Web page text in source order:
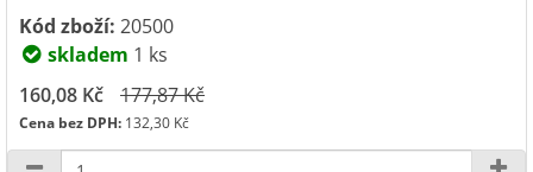
Kód zboží: 20500
skladem 1 ks
160,08 Kč
177,87 Kč
Cena bez DPH: 132,30 Kč